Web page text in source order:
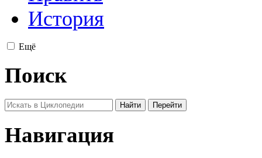
История
Ещё
Поиск
Навигация